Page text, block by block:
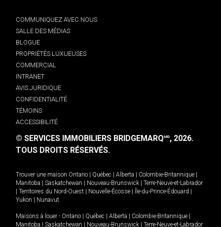
COMMUNIQUEZ AVEC NOUS
SALLE DES MÉDIAS
BLOGUE
PROPRIÉTÉS LUXUEUSES
COMMERCIAL
INTRANET
AVIS JURIDIQUE
CONFIDENTIALITÉ
TÉMOINS
ACCESSIBILITÉ
© SERVICES IMMOBILIERS BRIDGEMARQMD, 2026.
TOUS DROITS RÉSERVÉS.
Trouver une maison Ontario Québec Alberta Colombie-Britannique
Manitoba
Saskatchewan Nouveau-Brunswick
Terre-Neuve-et-Labrador
Territoires du Nord-Ouest Nouvelle-Écosse Île-du-Prince-Édouard
Yukon
Nunavut.
Maisons à louer - Ontario Québec Alberta Colombie-Britannique
Manitoba
Saskatchewan Nouveau-Brunswick
Terre-Neuve-et-Labrador